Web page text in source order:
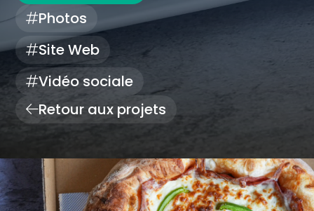
Photos
Site Web
Vidéo sociale
Retour aux projets